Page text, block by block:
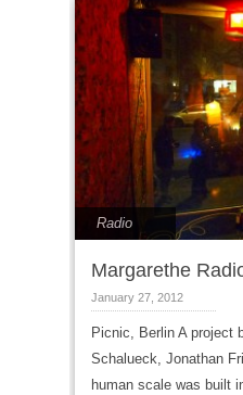
Radio
Margarethe
January 27, 2012
Picnic, Berlin A project
Schalueck, Jonathan
human scale was built